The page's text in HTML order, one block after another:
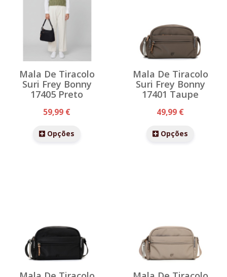
Mala De Tiracolo
Suri Frey Bonny
17405 Preto
59,99 €
Opções
Mala De Tiracolo
Suri Frey Bonny
17401 Taupe
49,99 €
Opções